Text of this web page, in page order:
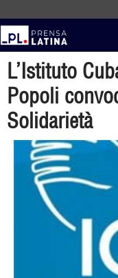
L’Istituto
Popoli
Solidarietà